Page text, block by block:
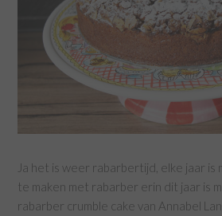
Ja het is weer rabarbertijd, elke jaar is
te maken met rabarber erin dit jaar is
rabarber crumble cake van Annabel